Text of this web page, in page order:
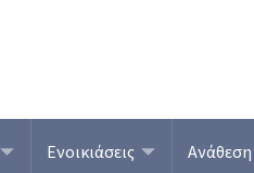
Ενοικιάσεις Ανάθεση